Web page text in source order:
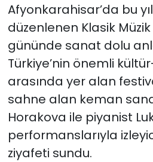
Afyonkarahisar’da bu
düzenlenen Klasik
gününde sanat dolu
Türkiye’nin önemli
arasında yer alan
sahne alan keman
Horakova ile piyanist
performanslarıyla
ziyafeti sundu.